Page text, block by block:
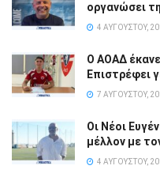
οργανώσει
4 ΑΥΓΟΎΣΤΟΥ,
Ο ΑΟΑΔ
Επιστρέφει
7 ΑΥΓΟΎΣΤΟΥ,
Οι Νέοι
μέλλον με
4 ΑΥΓΟΎΣΤΟΥ,